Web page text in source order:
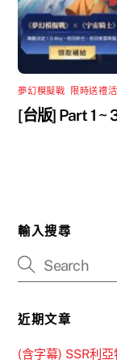
夢幻模擬戰 限時送禮
[台版] Part 1 ~
輸入搜尋
近期文章
(含字幕) SSR利